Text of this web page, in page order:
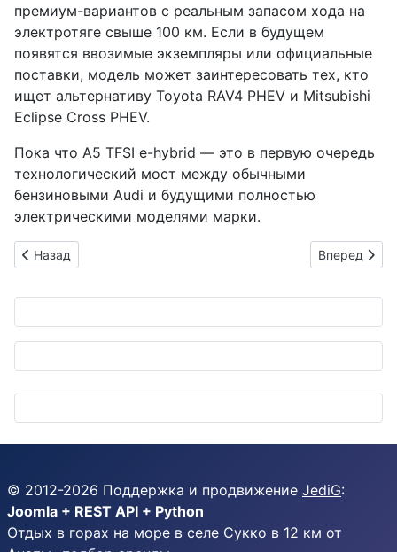
премиум-вариантов с реальным запасом хода на
электротяге свыше 100 км. Если в будущем
появятся ввозимые экземпляры или официальные
поставки, модель может заинтересовать тех, кто
ищет альтернативу Toyota RAV4 PHEV и Mitsubishi
Eclipse Cross PHEV.
Пока что A5 TFSI e-hybrid — это в первую очередь
технологический мост между обычными
бензиновыми Audi и будущими полностью
электрическими моделями марки.
Предыдущий: Carmate GIGA C6000: новые LED-лампы с
Назад Следующий:
Вперед
© 2012-2026 Поддержка и продвижение JediG:
Joomla + REST API + Python
Отдых в горах на море в селе Сукко в 12 км от